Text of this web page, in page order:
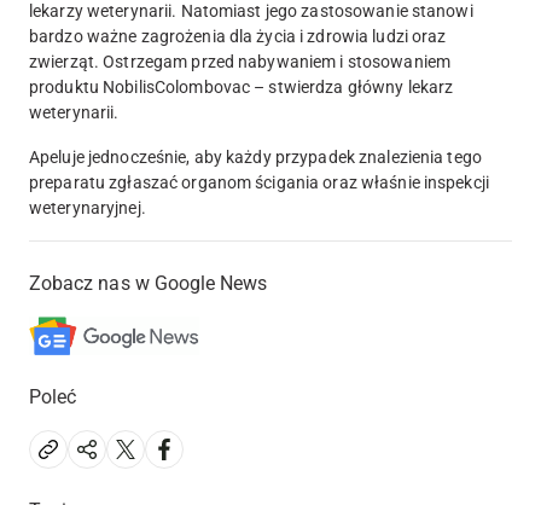
lekarzy weterynarii. Natomiast jego zastosowanie stanowi
bardzo ważne zagrożenia dla życia i zdrowia ludzi oraz
zwierząt. Ostrzegam przed nabywaniem i stosowaniem
produktu NobilisColombovac – stwierdza główny lekarz
weterynarii.
Apeluje jednocześnie, aby każdy przypadek znalezienia tego
preparatu zgłaszać organom ścigania oraz właśnie inspekcji
weterynaryjnej.
Zobacz nas w Google News
Poleć